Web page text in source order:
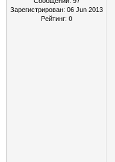
Зарегистрирован: 06 Jun 2013
Рейтинг: 0